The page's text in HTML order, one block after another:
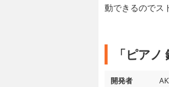
動できるのでス
「ピア
開発者